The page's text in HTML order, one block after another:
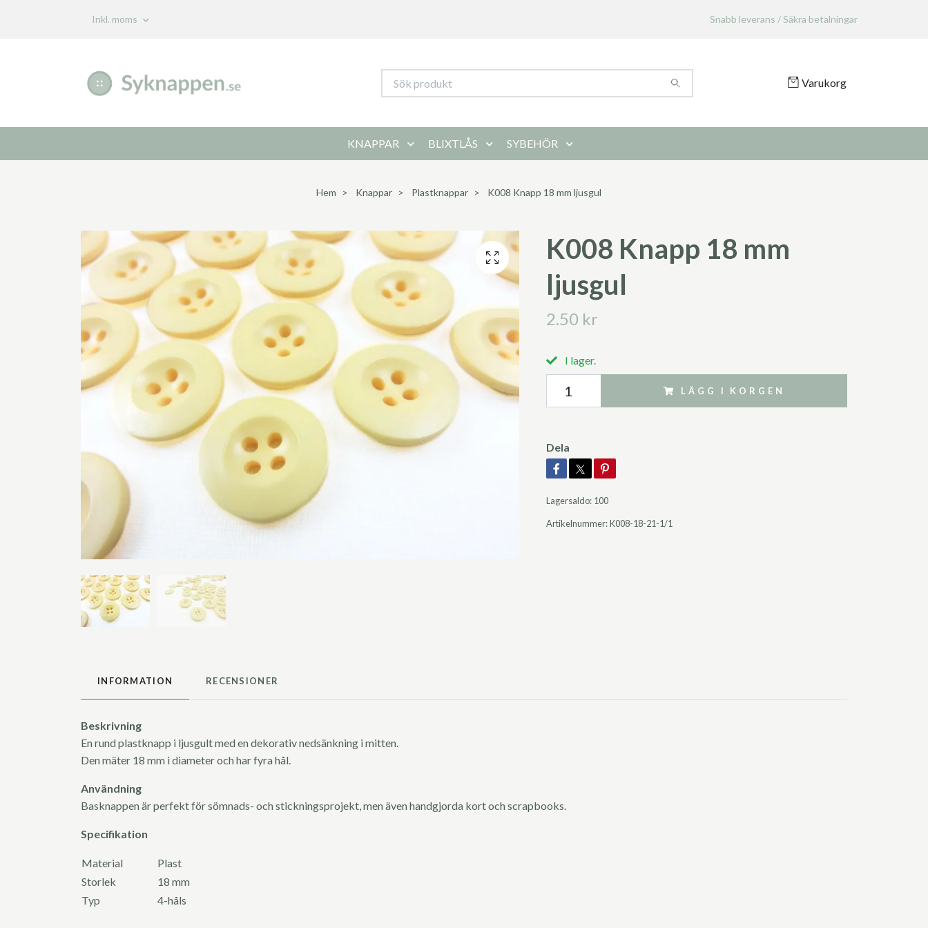
Inkl. moms Snabb leverans / Säkra betalningar
Varukorg
KNAPPAR BLIXTLÅS SYBEHÖR
Hem Knappar Plastknappar K008 Knapp 18 mm ljusgul
K008 Knapp 18 mm
ljusgul
2.50 kr
I lager.
LÄGG I KORGEN
Dela
Lagersaldo: 100
Artikelnummer:K008-18-21-1/1
INFORMATION RECENSIONER
Beskrivning
En rund plastknapp i ljusgult med en dekorativ nedsänkning i mitten.
Den mäter 18 mm i diameter och har fyra hål.
Användning
Basknappen är perfekt för sömnads- och stickningsprojekt, men även handgjorda kort och scrapbooks.
Specifikation
Material
Plast
Storlek
18 mm
Typ
4-håls